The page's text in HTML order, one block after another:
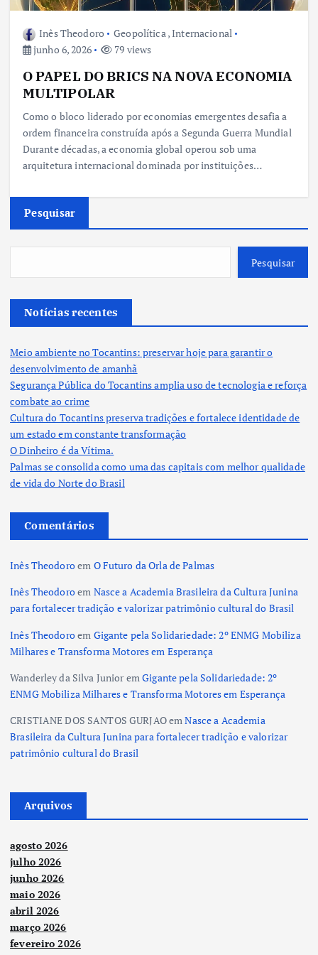
Inês Theodoro Geopolítica,Internacional
junho 6, 2026
79 views
O PAPEL DO BRICS NA NOVA ECONOMIA
MULTIPOLAR
Como o bloco liderado por economias emergentes desafia a
ordem financeira construída após a Segunda Guerra Mundial
Durante décadas, a economia global operou sob uma
arquitetura internacional dominada por instituições…
Pesquisar
Pesquisar
Notícias recentes
Meio ambiente no Tocantins: preservar hoje para garantir o
desenvolvimento de amanhã
Segurança Pública do Tocantins amplia uso de tecnologia e reforça
combate ao crime
Cultura do Tocantins preserva tradições e fortalece identidade de
um estado em constante transformação
O Dinheiro é da Vítima.
Palmas se consolida como uma das capitais com melhor qualidade
de vida do Norte do Brasil
Comentários
Inês Theodoroem O Futuro da Orla de Palmas
Inês Theodoroem Nasce a Academia Brasileira da Cultura Junina
para fortalecer tradição e valorizar patrimônio cultural do Brasil
Inês Theodoroem Gigante pela Solidariedade: 2º ENMG Mobiliza
Milhares e Transforma Motores em Esperança
Wanderley da Silva JunioremGigante pela Solidariedade: 2º
ENMG Mobiliza Milhares e Transforma Motores em Esperança
CRISTIANE DOS SANTOS GURJAOemNasce a Academia
Brasileira da Cultura Junina para fortalecer tradição e valorizar
patrimônio cultural do Brasil
Arquivos
agosto 2026
julho 2026
junho 2026
maio 2026
abril 2026
março 2026
fevereiro 2026